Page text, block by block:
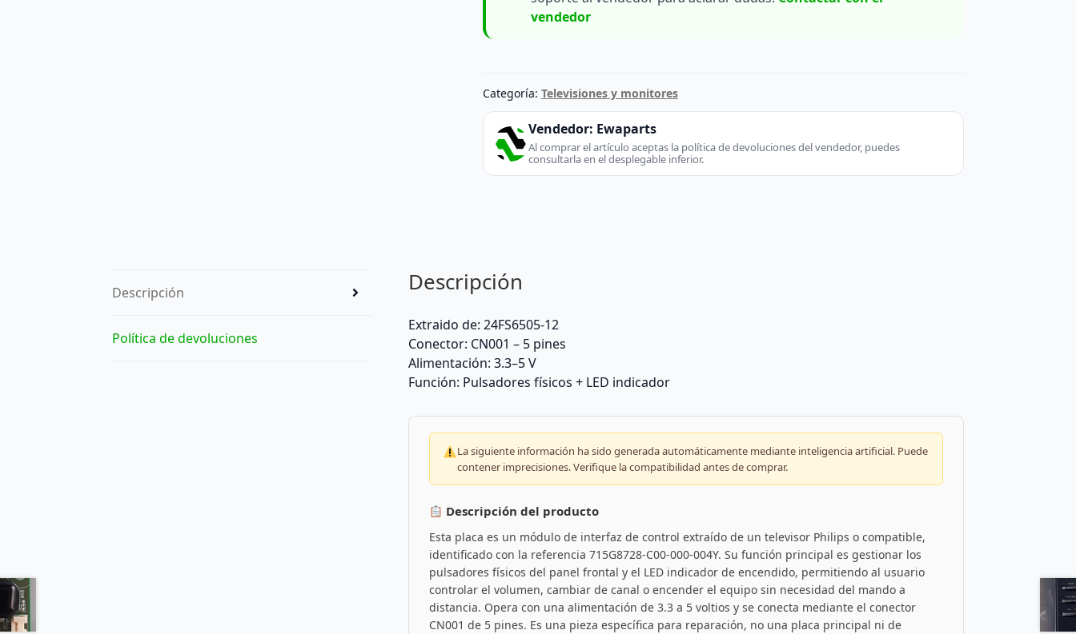
vendedor
Categoría: Televisiones y monitores
Vendedor: Ewaparts
Al comprar el artículo aceptas la política de devoluciones del vendedor, puedes
consultarla en el desplegable inferior.
Descripción
Política de devoluciones
Descripción
Extraido de: 24FS6505-12
Conector: CN001 – 5 pines
Alimentación: 3.3–5 V
Función: Pulsadores físicos + LED indicador
La siguiente información ha sido generada automáticamente mediante inteligencia artificial. Puede
contener imprecisiones. Verifique la compatibilidad antes de comprar.
Descripción del producto
Esta placa es un módulo de interfaz de control extraído de un televisor Philips o compatible,
identificado con la referencia 715G8728-C00-000-004Y. Su función principal es gestionar los
pulsadores físicos del panel frontal y el LED indicador de encendido, permitiendo al usuario
controlar el volumen, cambiar de canal o encender el equipo sin necesidad del mando a
distancia. Opera con una alimentación de 3.3 a 5 voltios y se conecta mediante el conector
CN001 de 5 pines. Es una pieza específica para reparación, no una placa principal ni de